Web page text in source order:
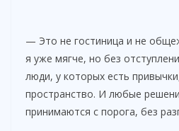
— Это не гостиница и не
я уже мягче, но без
люди, у которых есть
пространство. И любые
принимаются с порога, без